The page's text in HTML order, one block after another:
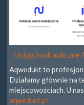
Usługi
Aqwedukt to
Działamy głównie na
miejscowościach. U
aqwedukt.pl